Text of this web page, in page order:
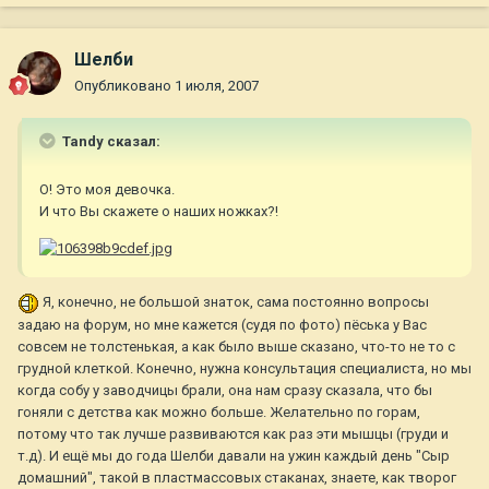
Шелби
Опубликовано 1 июля, 2007
Tandy сказал:
О! Это моя девочка.
И что Вы скажете о наших ножках?!
Я, конечно, не большой знаток, сама постоянно вопросы
задаю на форум, но мне кажется (судя по фото) пёська у Вас
совсем не толстенькая, а как было выше сказано, что-то не то с
грудной клеткой. Конечно, нужна консультация специалиста, но мы
когда собу у заводчицы брали, она нам сразу сказала, что бы
гоняли с детства как можно больше. Желательно по горам,
потому что так лучше развиваются как раз эти мышцы (груди и
т.д). И ещё мы до года Шелби давали на ужин каждый день "Сыр
домашний", такой в пластмассовых стаканах, знаете, как творог